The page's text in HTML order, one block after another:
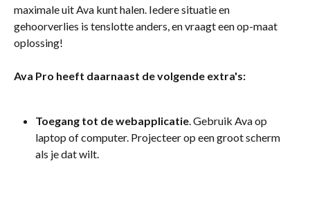
maximale uit Ava kunt halen. Iedere situatie en
gehoorverlies is tenslotte anders, en vraagt een op-maat
oplossing!
Ava Pro heeft daarnaast de volgende extra's:
Toegang tot de webapplicatie. Gebruik Ava op
laptop of computer. Projecteer op een groot scherm
als je dat wilt.